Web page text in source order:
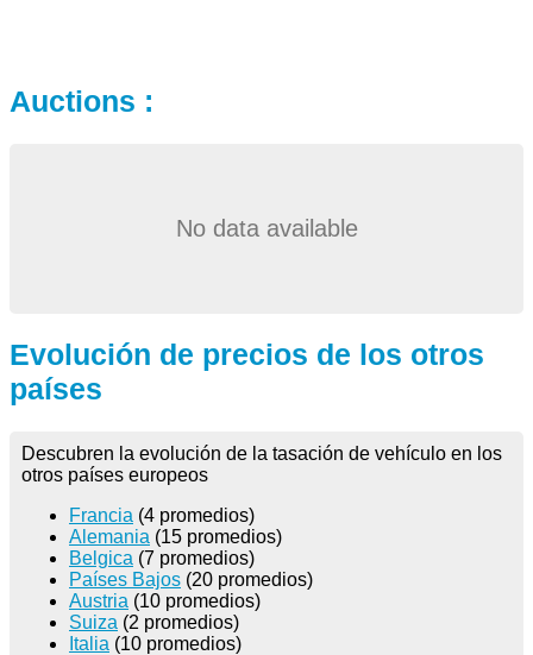
Auctions :
No data available
Evolución de precios de los otros
países
Descubren la evolución de la tasación de vehículo en los
otros países europeos
Francia (4 promedios)
Alemania (15 promedios)
Belgica (7 promedios)
Países Bajos (20 promedios)
Austria (10 promedios)
Suiza (2 promedios)
Italia (10 promedios)